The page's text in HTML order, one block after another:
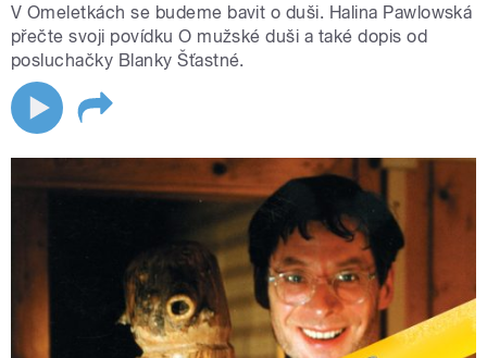
V Omeletkách se budeme bavit o duši. Halina Pawlowská
přečte svoji povídku O mužské duši a také dopis od
posluchačky Blanky Šťastné.